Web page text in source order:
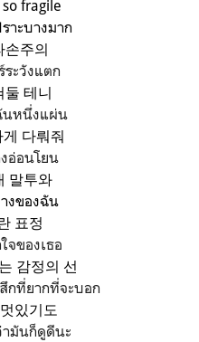
fragile
าะบางมาก
손주의
ระวังแตก
둘 테니
นหนึ่งแผ่น
다뤄줘
อ่อนโยน
말투와
งของฉัน
표정
จของเธอ
감정의 선
กที่ยากที่จะบอก
있기도
มันก็ดูดีนะ